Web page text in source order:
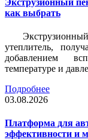
как выбрать
утеплитель,
добавлением
температуре и
Подробнее
03.08.2026
Платформа для
эффективности и